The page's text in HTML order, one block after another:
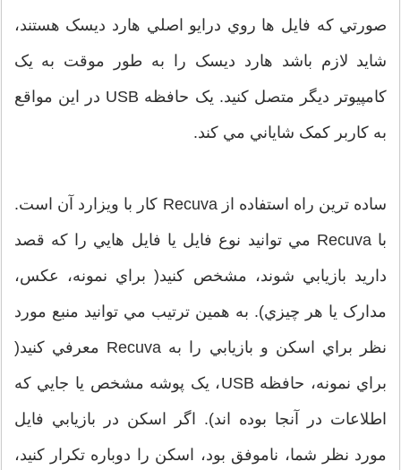
صورتي که فايل ها روي درايو اصلي هارد ديسک هستند،
شايد لازم باشد هارد ديسک را به طور موقت به يک
کامپيوتر ديگر متصل کنيد. يک حافظه USB در اين مواقع
به کاربر کمک شاياني مي کند.
ساده ترين راه استفاده از Recuva کار با ويزارد آن است.
با Recuva مي توانيد نوع فايل يا فايل هايي را که قصد
داريد بازيابي شوند، مشخص کنيد( براي نمونه، عکس،
مدارک يا هر چيزي). به همين ترتيب مي توانيد منبع مورد
نظر براي اسکن و بازيابي را به Recuva معرفي کنيد(
براي نمونه، حافظه USB، يک پوشه مشخص يا جايي که
اطلاعات در آنجا بوده اند). اگر اسکن در بازيابي فايل
مورد نظر شما، ناموفق بود، اسکن را دوباره تکرار کنيد،